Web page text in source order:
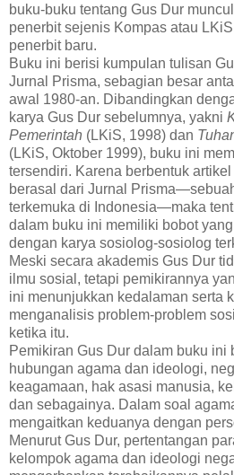
buku-buku tentang Gus Dur
penerbit sejenis Kompas atau
penerbit baru.
Buku ini berisi kumpulan tulisan
Jurnal Prisma, sebagian besar
awal 1980-an. Dibandingkan
karya Gus Dur sebelumnya, yakni
Pemerintah (LKiS, 1998) dan
(LKiS, Oktober 1999), buku ini
tersendiri. Karena berbentuk
berasal dari Jurnal
terkemuka di Indonesia—maka
dalam buku ini memiliki bobot
dengan karya sosiolog-sosiolog
Meski secara akademis Gus Dur
ilmu sosial, tetapi pemikirannya
ini menunjukkan kedalaman serta
menganalisis problem-problem
ketika itu.
Pemikiran Gus Dur dalam buku ini
hubungan agama dan ideologi,
keagamaan, hak asasi manusia,
dan sebagainya. Dalam soal
mengaitkan keduanya dengan
Menurut Gus Dur, pertentangan
kelompok agama dan ideologi